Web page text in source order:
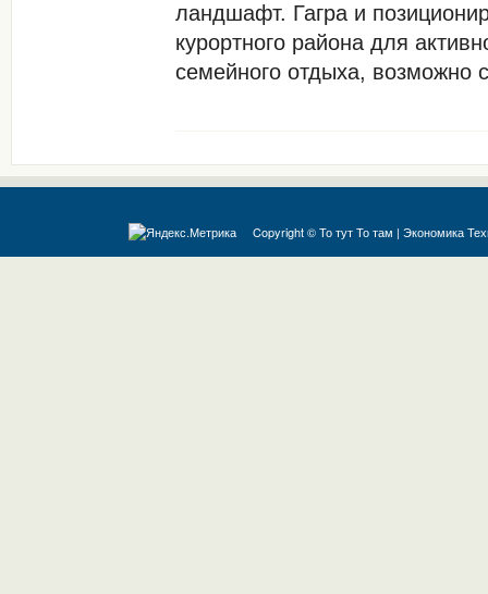
ландшафт. Гагра и
курортного района для
семейного отдыха, возможно
Copyright ©То тут То там | Экономика